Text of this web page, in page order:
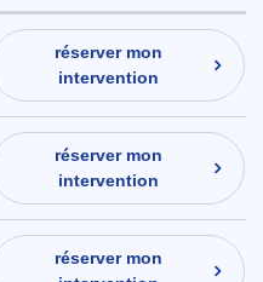
réserver mon
intervention
réserver mon
intervention
réserver mon